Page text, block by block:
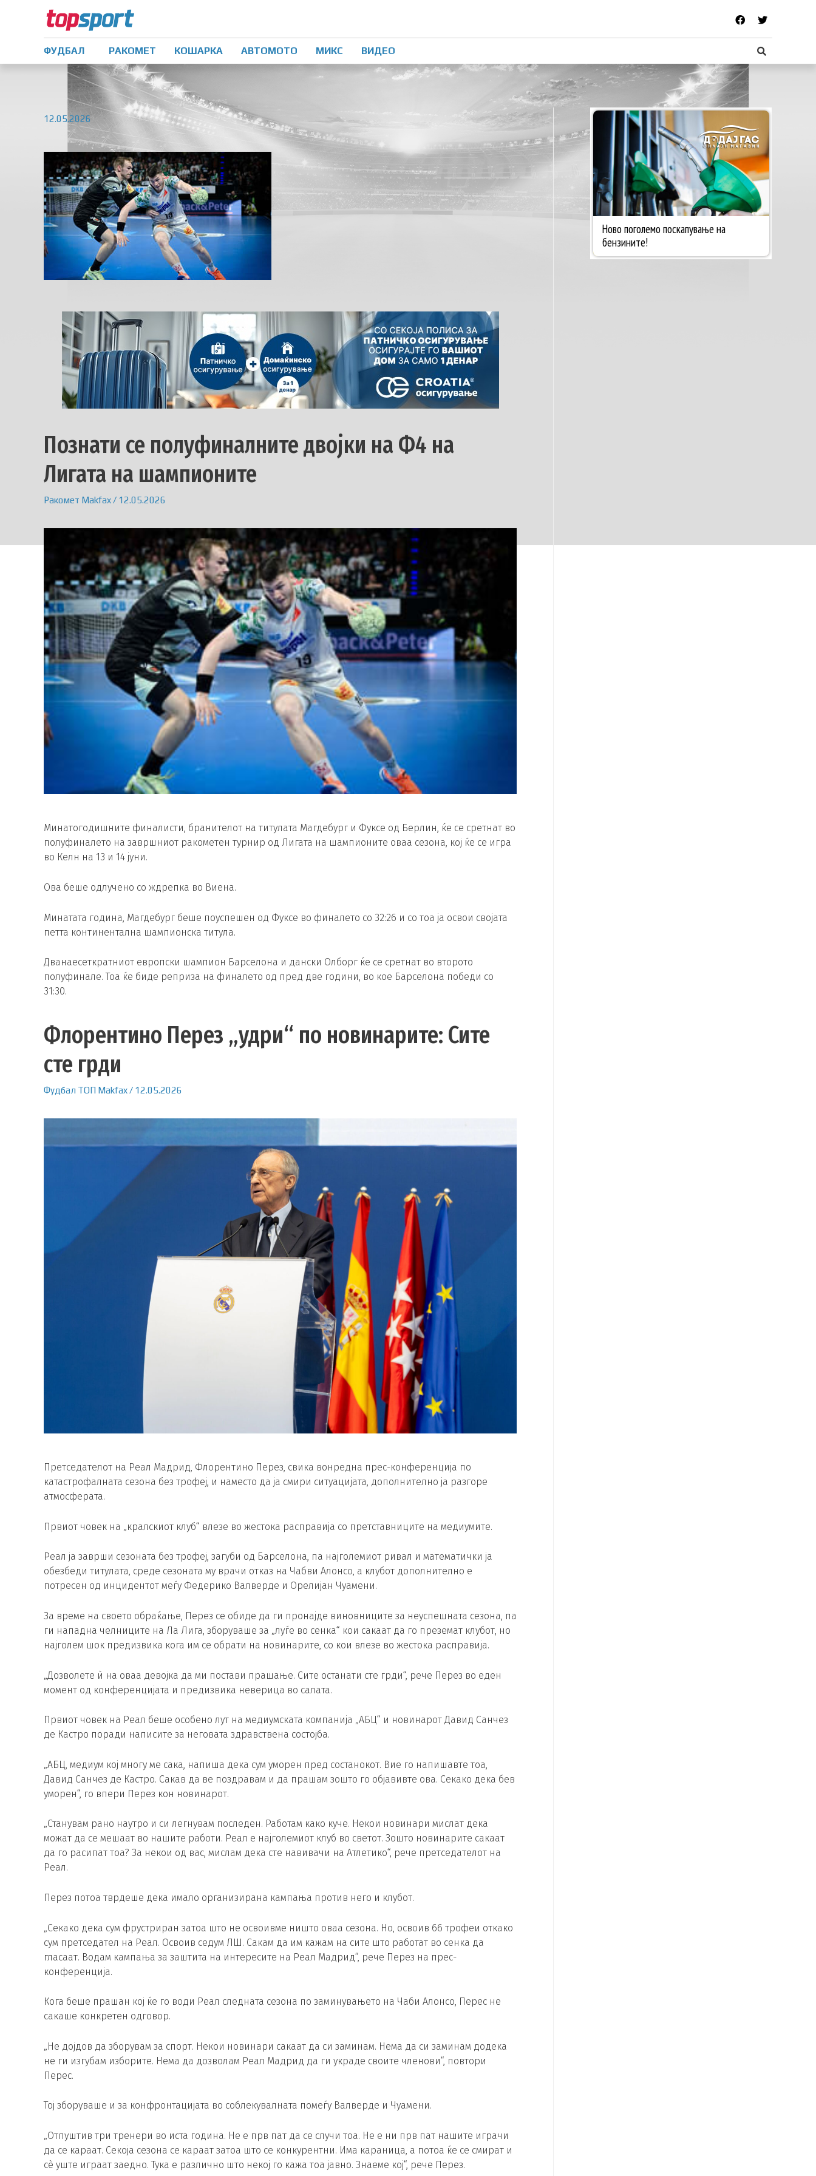
ФУДБАЛ РАКОМЕТ КОШАРКА АВТОМОТО МИКС ВИДЕО
12.05.2026
Познати се полуфиналните двојки на Ф4 на
Лигата на шампионите
Ракомет Makfax/ 12.05.2026
Минатогодишните финалисти, бранителот на титулата Магдебург и Фуксе од Берлин, ќе се сретнат во
полуфиналето на завршниот ракометен турнир од Лигата на шампионите оваа сезона, кој ќе се игра
во Келн на 13 и 14 јуни.
Ова беше одлучено со ждрепка во Виена.
Минатата година, Магдебург беше поуспешен од Фуксе во финалето со 32:26 и со тоа ја освои својата
петта континентална шампионска титула.
Дванаесеткратниот европски шампион Барселона и дански Олборг ќе се сретнат во второто
полуфинале. Тоа ќе биде реприза на финалето од пред две години, во кое Барселона победи со
31:30.
Флорентино Перез „удри“ по новинарите: Сите
сте грди
Фудбал ТОП Makfax/ 12.05.2026
Претседателот на Реал Мадрид, Флорентино Перез, свика вонредна прес-конференција по
катастрофалната сезона без трофеј, и наместо да ја смири ситуацијата, дополнително ја разгоре
атмосферата.
Првиот човек на „кралскиот клуб“ влезе во жестока расправија со претставниците на медиумите.
Реал ја заврши сезоната без трофеј, загуби од Барселона, па најголемиот ривал и математички ја
обезбеди титулата, среде сезоната му врачи отказ на Чабви Алонсо, а клубот дополнително е
потресен од инцидентот меѓу Федерико Валверде и Орелијан Чуамени.
За време на своето обраќање, Перез се обиде да ги пронајде виновниците за неуспешната сезона, па
ги нападна челниците на Ла Лига, зборуваше за „луѓе во сенка“ кои сакаат да го преземат клубот, но
најголем шок предизвика кога им се обрати на новинарите, со кои влезе во жестока расправија.
„Дозволете ѝ на оваа девојка да ми постави прашање. Сите останати сте грди“, рече Перез во еден
момент од конференцијата и предизвика неверица во салата.
Првиот човек на Реал беше особено лут на медиумската компанија „АБЦ“ и новинарот Давид Санчез
де Кастро поради написите за неговата здравствена состојба.
„AБЦ, медиум кој многу ме сака, напиша дека сум уморен пред состанокот. Вие го напишавте тоа,
Давид Санчез де Кастро. Сакав да ве поздравам и да прашам зошто го објавивте ова. Секако дека бев
уморен“, го впери Перез кон новинарот.
„Станувам рано наутро и си легнувам последен. Работам како куче. Некои новинари мислат дека
можат да се мешаат во нашите работи. Реал е најголемиот клуб во светот. Зошто новинарите сакаат
да го расипат тоа? За некои од вас, мислам дека сте навивачи на Атлетико“, рече претседателот на
Реал.
Перез потоа тврдеше дека имало организирана кампања против него и клубот.
„Секако дека сум фрустриран затоа што не освоивме ништо оваа сезона. Но, освоив 66 трофеи откако
сум претседател на Реал. Освоив седум ЛШ. Сакам да им кажам на сите што работат во сенка да
гласаат. Водам кампања за заштита на интересите на Реал Мадрид“, рече Перез на прес-
конференција.
Кога беше прашан кој ќе го води Реал следната сезона по заминувањето на Чаби Алонсо, Перес не
сакаше конкретен одговор.
„Не дојдов да зборувам за спорт. Некои новинари сакаат да си заминам. Нема да си заминам додека
не ги изгубам изборите. Нема да дозволам Реал Мадрид да ги украде своите членови“, повтори
Перес.
Тој зборуваше и за конфронтацијата во соблекувалната помеѓу Валверде и Чуамени.
„Отпуштив три тренери во иста година. Не е прв пат да се случи тоа. Не е ни прв пат нашите играчи
да се караат. Секоја сезона се караат затоа што се конкурентни. Има караница, а потоа ќе се смират и
сè уште играат заедно. Тука е различно што некој го кажа тоа јавно. Знаеме кој“, рече Перез.